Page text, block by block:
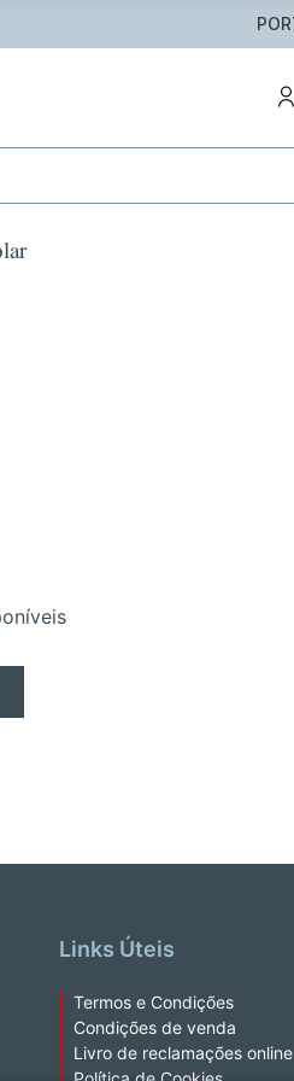
para Portugal Continental
Links Úteis
Termos e Condições
Condições de venda
Livro de reclamações online